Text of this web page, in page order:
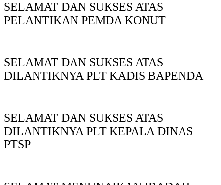
SELAMAT DAN SUKSES ATAS
PELANTIKAN PEMDA KONUT
SELAMAT DAN SUKSES ATAS
DILANTIKNYA PLT KADIS BAPENDA
SELAMAT DAN SUKSES ATAS
DILANTIKNYA PLT KEPALA DINAS
PTSP